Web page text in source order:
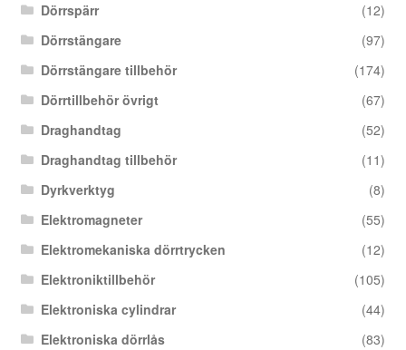
Dörrspärr
(12)
Dörrstängare
(97)
Dörrstängare tillbehör
(174)
Dörrtillbehör övrigt
(67)
Draghandtag
(52)
Draghandtag tillbehör
(11)
Dyrkverktyg
(8)
Elektromagneter
(55)
Elektromekaniska dörrtrycken
(12)
Elektroniktillbehör
(105)
Elektroniska cylindrar
(44)
Elektroniska dörrlås
(83)